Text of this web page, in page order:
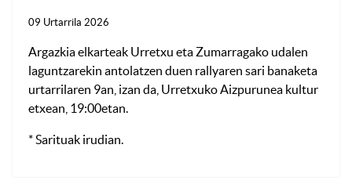
09 Urtarrila 2026
Argazkia elkarteak Urretxu eta Zumarragako udalen
laguntzarekin antolatzen duen rallyaren sari banaketa
urtarrilaren 9an, izan da, Urretxuko Aizpurunea kultur
etxean, 19:00etan.
* Sarituak irudian.